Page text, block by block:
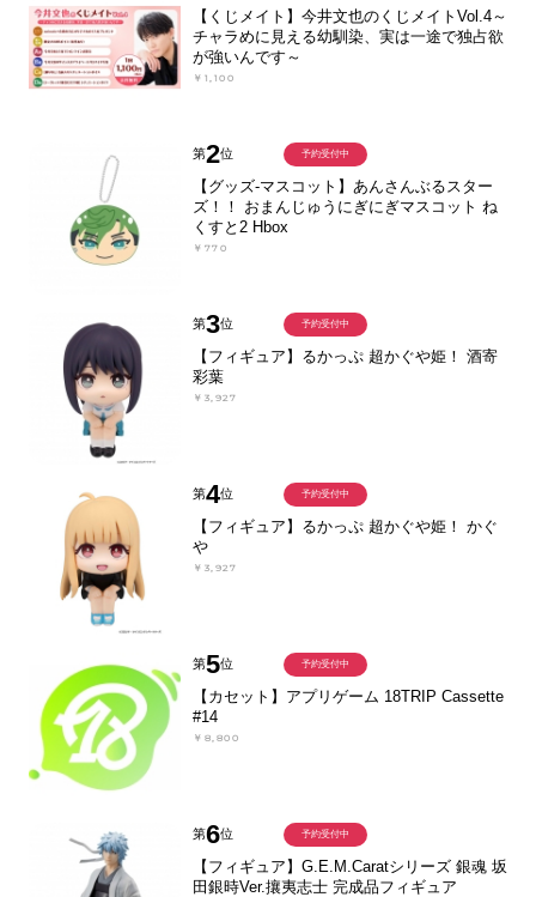
【くじメイト】今井文也のくじメイトVol.4～
チャラめに見える幼馴染、実は一途で独占欲
が強いんです～
￥1,100
第2位
【グッズ-マスコット】あんさんぶるスター
ズ！！ おまんじゅうにぎにぎマスコット ね
くすと2 Hbox
￥770
予約受付中
第3位
【フィギュア】るかっぷ 超かぐや姫！ 酒寄
彩葉
￥3,927
予約受付中
第4位
【フィギュア】るかっぷ 超かぐや姫！ かぐ
や
￥3,927
予約受付中
第5位
【カセット】アプリゲーム 18TRIP Cassette
#14
￥8,800
予約受付中
第6位
【フィギュア】G.E.M.Caratシリーズ 銀魂 坂
田銀時Ver.攘夷志士 完成品フィギュア
予約受付中